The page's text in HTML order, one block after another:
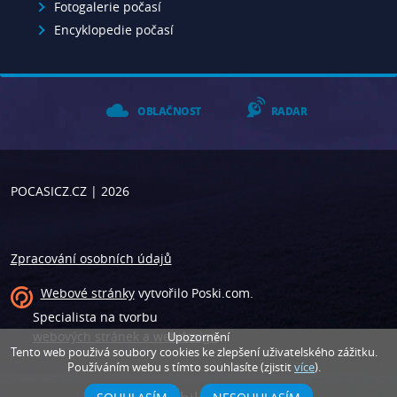
Fotogalerie počasí
Encyklopedie počasí
OBLAČNOST RADAR
POCASICZ.CZ| 2026
Zpracování osobních údajů
Webové stránkyvytvořilo Poski.com.
Specialista na tvorbu
webových stránek a webdesign.
Upozornění
Tento web použivá soubory cookies ke zlepšení uživatelského zážitku.
Používáním webu s tímto souhlasíte (zjistitvíce).